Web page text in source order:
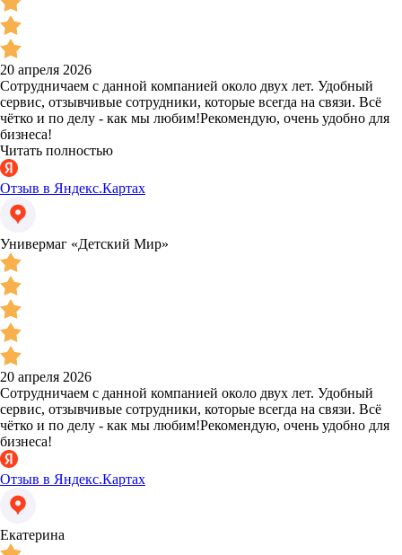
20 апреля 2026
Сотрудничаем с данной компанией около двух лет. Удобный
сервис, отзывчивые сотрудники, которые всегда на связи. Всё
чётко и по делу - как мы любим!Рекомендую, очень удобно для
бизнеса!
Читать полностью
Отзыв в Яндекс.Картах
Универмаг «Детский Мир»
20 апреля 2026
Сотрудничаем с данной компанией около двух лет. Удобный
сервис, отзывчивые сотрудники, которые всегда на связи. Всё
чётко и по делу - как мы любим!Рекомендую, очень удобно для
бизнеса!
Отзыв в Яндекс.Картах
Екатерина